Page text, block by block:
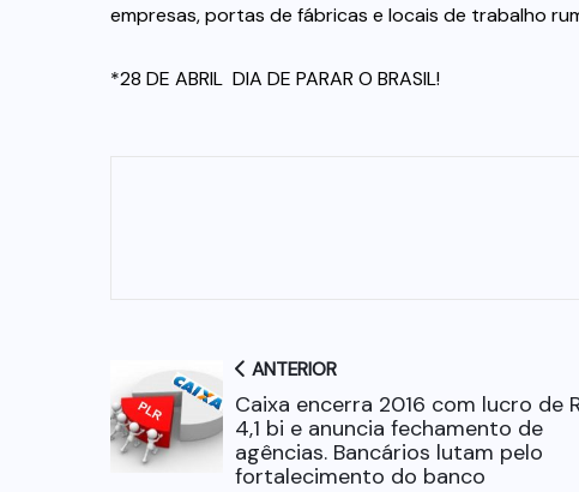
empresas, portas de fábricas e locais de trabalho
*28 DE ABRIL  DIA DE PARAR O BRASIL!
ANTERIOR
Caixa encerra 2016 com lucro de
4,1 bi e anuncia fechamento de
agências. Bancários lutam pelo
fortalecimento do banco